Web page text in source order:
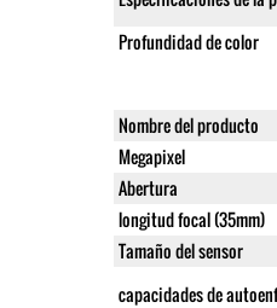
Profundidad de color
Nombre del producto
Megapixel
Abertura
longitud focal (35mm)
Tamaño del sensor
capacidades de